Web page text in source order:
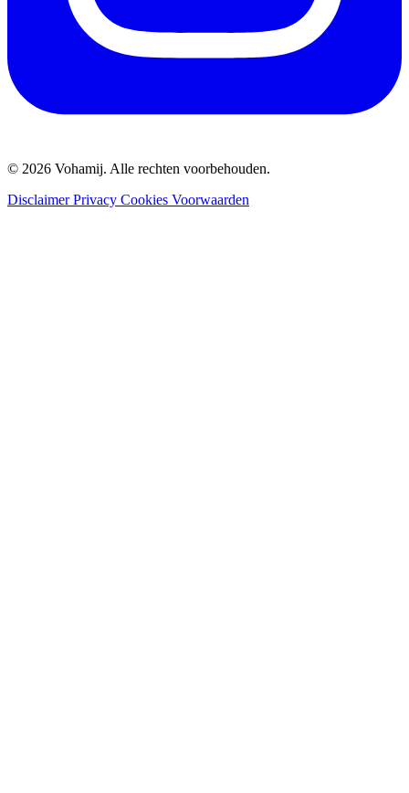
© 2026 Vohamij. Alle rechten voorbehouden.
DisclaimerPrivacy Cookies Voorwaarden